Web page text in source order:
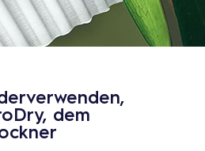
dem